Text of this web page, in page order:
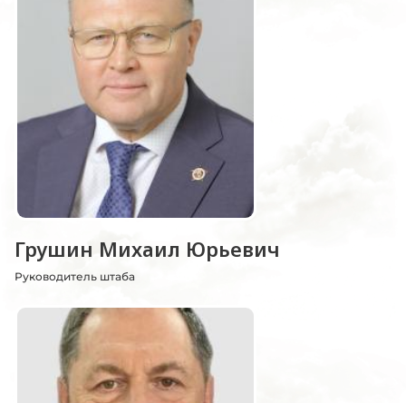
Грушин Михаил Юрьевич
Руководитель штаба